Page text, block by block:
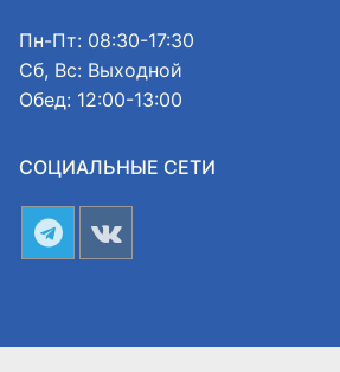
Пн-Пт: 08:30-17:30
Сб, Вс: Выходной
Обед: 12:00-13:00
СОЦИАЛЬНЫЕ СЕТИ